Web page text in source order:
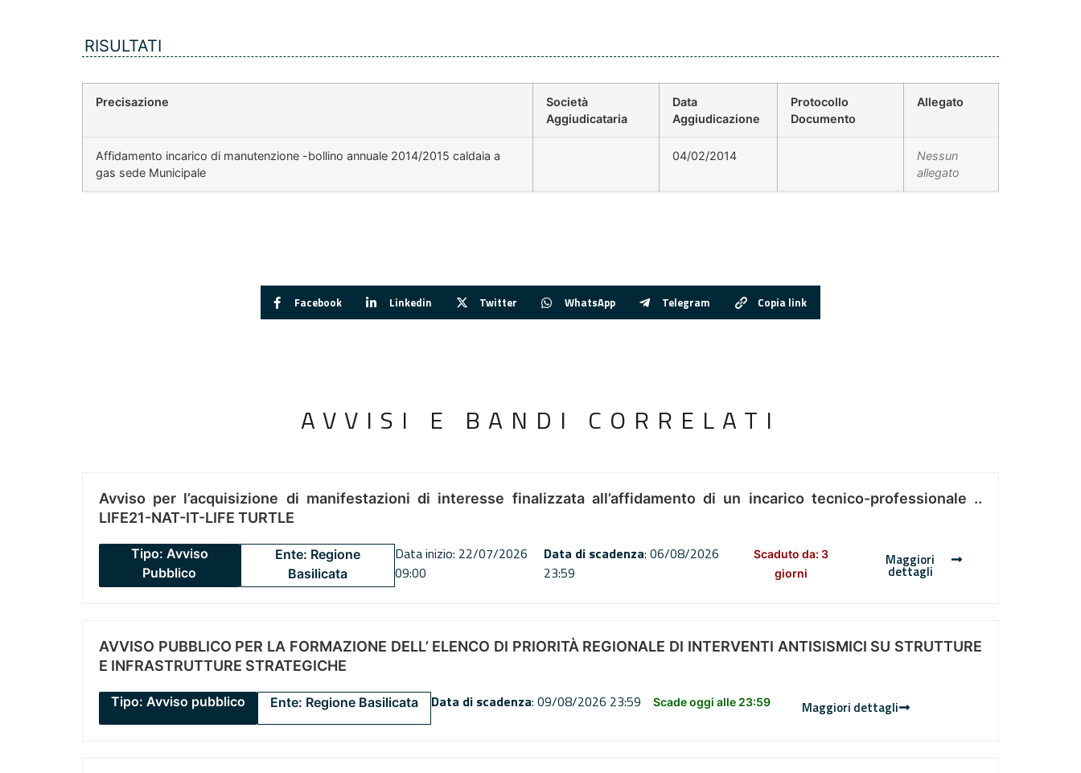
RISULTATI
Precisazione
Società
Aggiudicataria
Data
Aggiudicazione
Protocollo
Documento
Allegato
Affidamento incarico di manutenzione -bollino annuale 2014/2015 caldaia a
gas sede Municipale
04/02/2014
Nessun
allegato
Facebook Linkedin Twitter WhatsApp Telegram Copia link
AVVISI E BANDI CORRELATI
Avviso per l’acquisizione di manifestazioni di interesse finalizzata all’affidamento di un incarico tecnico-professionale ..
LIFE21-NAT-IT-LIFE TURTLE
Tipo: Avviso
Pubblico
Ente: Regione
Basilicata
Data inizio: 22/07/2026
09:00
Data di scadenza: 06/08/2026
23:59
Scaduto da: 3
giorni
Maggiori
dettagli
AVVISO PUBBLICO PER LA FORMAZIONE DELL’ ELENCO DI PRIORITÀ REGIONALE DI INTERVENTI ANTISISMICI SU STRUTTURE
E INFRASTRUTTURE STRATEGICHE
Tipo: Avviso pubblico Ente: Regione Basilicata Data di scadenza: 09/08/2026 23:59 Scade oggi alle 23:59 Maggiori dettagli